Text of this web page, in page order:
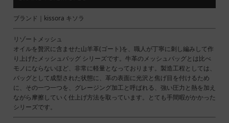
ブランド｜kissora キソラ
リゾートメッシュ
オイルを贅沢に含ませた山羊革(ゴート)を、職人が丁寧に刺し編みして作
り上げたメッシュバッグ シリーズです。牛革のメッシュバッグとは比べ
モノにならないほど、非常に軽量となっております。製造工程としては、
バッグとして成型された状態に、革の表面に光沢と焦げ目を付けるため
に、その一つ一つを、グレージング加工と呼ばれる、強い圧力と熱を加え
ながら摩擦していく仕上げ方法を取っています。とても手間暇がかかった
シリーズです。